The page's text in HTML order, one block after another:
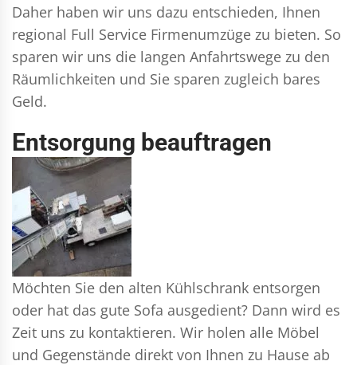
Daher haben wir uns dazu entschieden, Ihnen
regional Full Service Firmenumzüge zu bieten. So
sparen wir uns die langen Anfahrtswege zu den
Räumlichkeiten und Sie sparen zugleich bares
Geld.
Entsorgung beauftragen
Möchten Sie den alten Kühlschrank entsorgen
oder hat das gute Sofa ausgedient? Dann wird es
Zeit uns zu kontaktieren. Wir holen alle Möbel
und Gegenstände direkt von Ihnen zu Hause ab